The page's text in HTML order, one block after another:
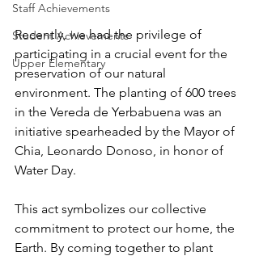
Staff Achievements
Student Achievements
Upper Elementary
Recently, we had the privilege of
participating in a crucial event for the
preservation of our natural
environment. The planting of 600 trees
in the Vereda de Yerbabuena was an
initiative spearheaded by the Mayor of
Chia, Leonardo Donoso, in honor of
Water Day.
This act symbolizes our collective
commitment to protect our home, the
Earth. By coming together to plant